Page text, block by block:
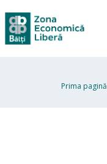
Prima pagină